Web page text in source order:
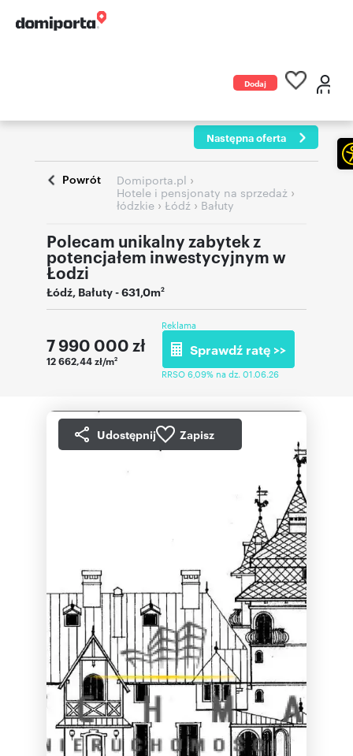
Dodaj
Następna oferta
Powrót Domiporta.pl ›
Hotele i pensjonaty na sprzedaż ›
łódzkie ›Łódź › Bałuty
Polecam unikalny zabytek z
potencjałem inwestycyjnym w
Łodzi
Łódź, Bałuty- 631,0m2
7 990 000 zł
12 662,44 zł/m2
Reklama
Sprawdź ratę >>
RRSO 6,09% na dz. 01.06.26
Udostępnij Zapisz